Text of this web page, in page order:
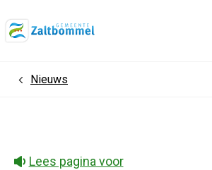
HomeNieuws
Lees pagina voor